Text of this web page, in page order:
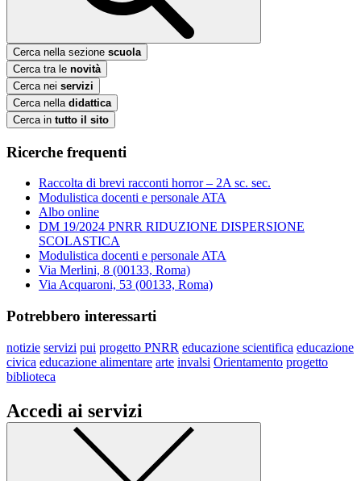
Cerca nella sezione scuola
Cerca tra le novità
Cerca nei servizi
Cerca nella didattica
Cerca in tutto il sito
Ricerche frequenti
Raccolta di brevi racconti horror – 2A sc. sec.
Modulistica docenti e personale ATA
Albo online
DM 19/2024 PNRR RIDUZIONE DISPERSIONE
SCOLASTICA
Modulistica docenti e personale ATA
Via Merlini, 8 (00133, Roma)
Via Acquaroni, 53 (00133, Roma)
Potrebbero interessarti
notizie servizi pui progetto PNRR educazione scientifica educazione
civica educazione alimentare arte invalsi Orientamento progetto
biblioteca
Accedi ai servizi